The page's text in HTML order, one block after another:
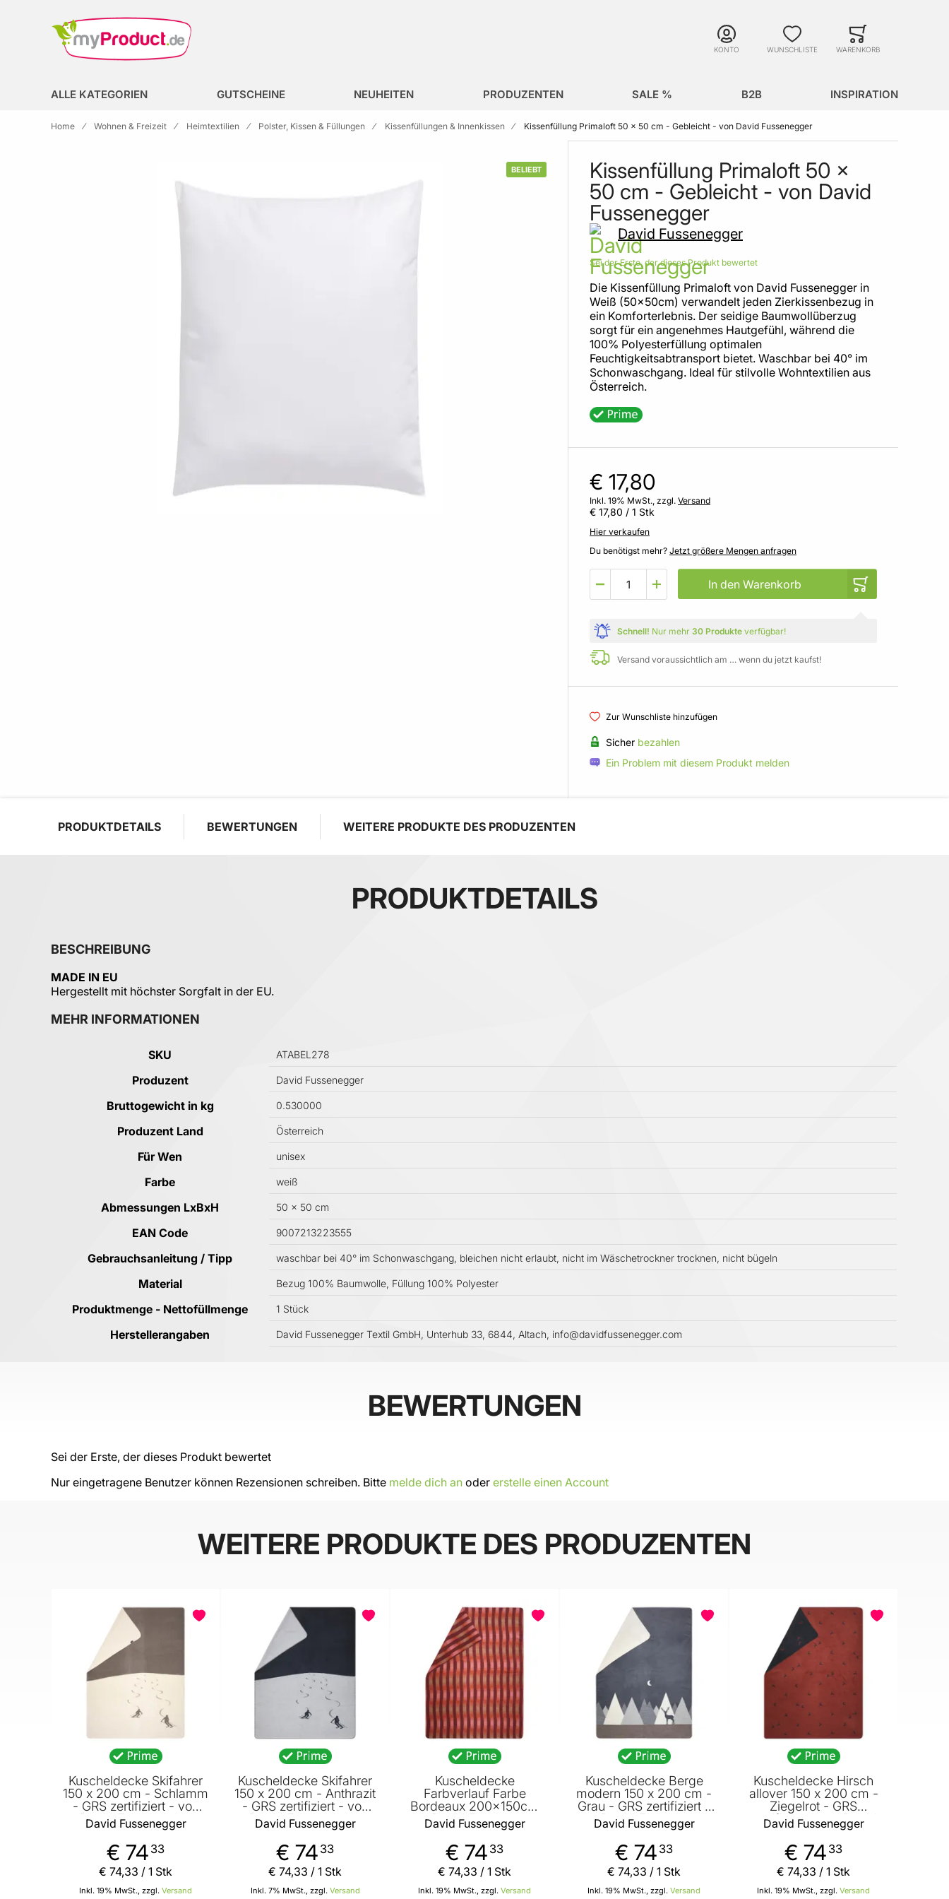
KONTO WUNSCHLISTE WARENKORB
ALLE KATEGORIEN GUTSCHEINE NEUHEITEN PRODUZENTEN SALE % B2B INSPIRATION
Home Wohnen & Freizeit Heimtextilien Polster, Kissen & Füllungen Kissenfüllungen & Innenkissen Kissenfüllung Primaloft 50 x 50 cm - Gebleicht - von David Fussenegger
BELIEBT
Kissenfüllung Primaloft 50 x
50 cm - Gebleicht - von David
Fussenegger
David Fussenegger
Sei der Erste, der dieses Produkt bewertet
Die Kissenfüllung Primaloft von David Fussenegger in
Weiß (50x50cm) verwandelt jeden Zierkissenbezug in
ein Komforterlebnis. Der seidige Baumwollüberzug
sorgt für ein angenehmes Hautgefühl, während die
100% Polyesterfüllung optimalen
Feuchtigkeitsabtransport bietet. Waschbar bei 40° im
Schonwaschgang. Ideal für stilvolle Wohntextilien aus
Österreich.
€ 17,80
Inkl. 19% MwSt., zzgl. Versand
€ 17,80 / 1 Stk
Hier verkaufen
Du benötigst mehr? Jetzt größere Mengen anfragen
In den Warenkorb
Schnell! Nur mehr 30 Produkte verfügbar!
Versand voraussichtlich am … wenn du jetzt kaufst!
Zur Wunschliste hinzufügen
Sicher bezahlen
Ein Problem mit diesem Produkt melden
PRODUKTDETAILS BEWERTUNGEN WEITERE PRODUKTE DES PRODUZENTEN
PRODUKTDETAILS
BESCHREIBUNG
MADE IN EU
Hergestellt mit höchster Sorgfalt in der EU.
MEHR INFORMATIONEN
Mehr InformationenSKU ATABEL278
Produzent David Fussenegger
Bruttogewicht in kg 0.530000
Produzent Land Österreich
Für Wen unisex
Farbe weiß
Abmessungen LxBxH 50 x 50 cm
EAN Code 9007213223555
Gebrauchsanleitung / Tipp waschbar bei 40° im Schonwaschgang, bleichen nicht erlaubt, nicht im Wäschetrockner trocknen, nicht bügeln
Material Bezug 100% Baumwolle, Füllung 100% Polyester
Produktmenge - Nettofüllmenge 1 Stück
Herstellerangaben David Fussenegger Textil GmbH, Unterhub 33, 6844, Altach, info@davidfussenegger.com
BEWERTUNGEN
Sei der Erste, der dieses Produkt bewertet
Nur eingetragene Benutzer können Rezensionen schreiben. Bitte melde dich an oder erstelle einen Account
WEITERE PRODUKTE DES PRODUZENTEN
Kuscheldecke Skifahrer
150 x 200 cm - Schlamm
- GRS zertifiziert - von
David Fussenegger
David Fussenegger
€ 74 33
Inkl. 19% MwSt., zzgl. Versand
€ 74,33 / 1 Stk
Kuscheldecke Skifahrer
150 x 200 cm - Anthrazit
- GRS zertifiziert - von
David Fussenegger
David Fussenegger
€ 74 33
Inkl. 7% MwSt., zzgl. Versand
€ 74,33 / 1 Stk
Kuscheldecke
Farbverlauf Farbe
Bordeaux 200x150cm
von David Fussenegger
David Fussenegger
€ 74 33
Inkl. 19% MwSt., zzgl. Versand
€ 74,33 / 1 Stk
Kuscheldecke Berge
modern 150 x 200 cm -
Grau - GRS zertifiziert -
von David Fussenegger
David Fussenegger
€ 74 33
Inkl. 19% MwSt., zzgl. Versand
€ 74,33 / 1 Stk
Kuscheldecke Hirsch
allover 150 x 200 cm -
Ziegelrot - GRS
zertifiziert - von David
Fussenegger
David Fussenegger
€ 74 33
Inkl. 19% MwSt., zzgl. Versand
€ 74,33 / 1 Stk